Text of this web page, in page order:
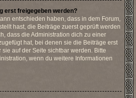
erst freigegeben werden?
entschieden haben, dass in dem Forum,
hast, die Beiträge zuerst geprüft werden
dass die Administration dich zu einer
hat, bei denen sie die Beiträge erst
auf der Seite sichtbar werden. Bitte
wenn du weitere Informationen